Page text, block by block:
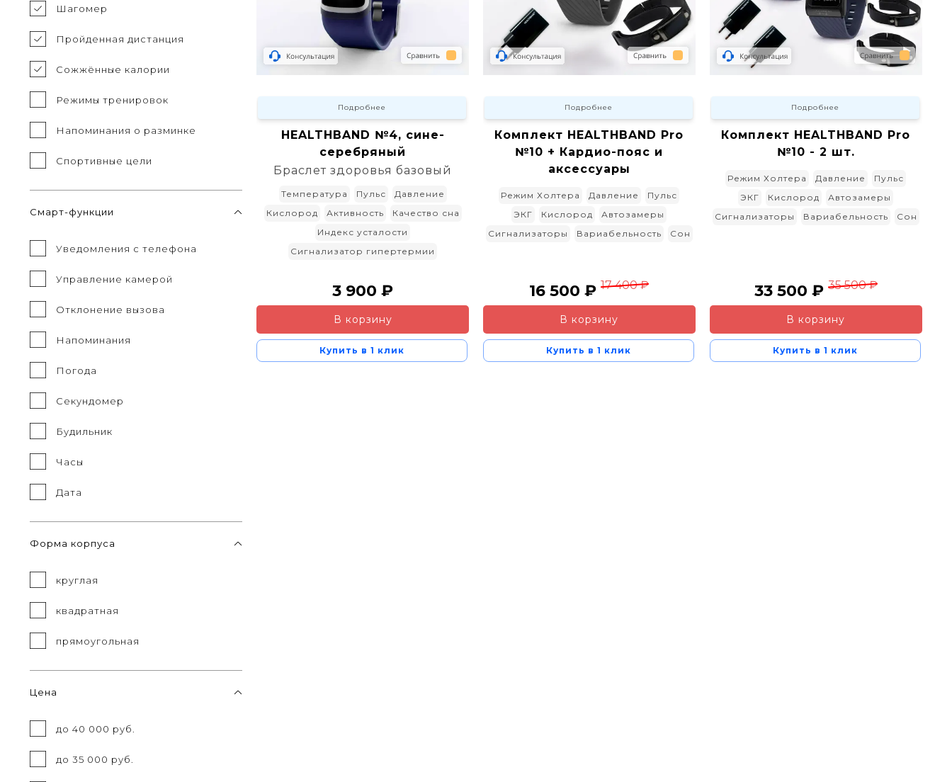
Шагомер
Пройденная дистанция
Сожжённые калории
Режимы тренировок
Напоминания о разминке
Спортивные цели
Смарт-функции
Уведомления с телефона
Управление камерой
Отклонение вызова
Напоминания
Погода
Секундомер
Будильник
Часы
Дата
Форма корпуса
круглая
квадратная
прямоугольная
Цена
до 40 000 руб.
до 35 000 руб.
Подробнее
HEALTHBAND №4, сине-
серебряный
Браслет здоровья базовый
Температура Пульс
Давление
Кислород
Активность
Качество сна
Индекс усталости
Сигнализатор гипертермии
3 900 ₽
В корзину
Купить в 1 клик
Подробнее
Комплект HEALTHBAND Pro
№10 + Кардио-пояс и
аксессуары
Режим Холтера Давление
Пульс
ЭКГ
Кислород
Автозамеры
Сигнализаторы
Вариабельность Сон
16 500 ₽17 400 ₽
В корзину
Купить в 1 клик
Подробнее
Комплект HEALTHBAND Pro
№10 - 2 шт.
Режим Холтера Давление
Пульс
ЭКГ
Кислород
Автозамеры
Сигнализаторы
Вариабельность Сон
33 500 ₽ 35 500 ₽
В корзину
Купить в 1 клик